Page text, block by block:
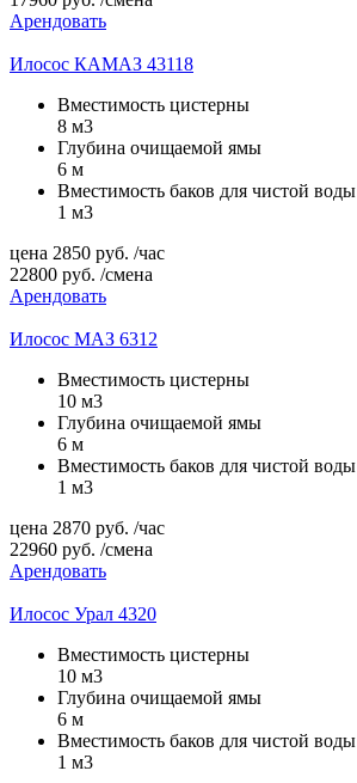
Арендовать
Илосос КАМАЗ 43118
Вместимость цистерны
8 м3
Глубина очищаемой ямы
6 м
Вместимость баков для чистой воды
1 м3
цена 2850 руб. /час
22800 руб. /смена
Арендовать
Илосос МАЗ 6312
Вместимость цистерны
10 м3
Глубина очищаемой ямы
6 м
Вместимость баков для чистой воды
1 м3
цена 2870 руб. /час
22960 руб. /смена
Арендовать
Илосос Урал 4320
Вместимость цистерны
10 м3
Глубина очищаемой ямы
6 м
Вместимость баков для чистой воды
1 м3